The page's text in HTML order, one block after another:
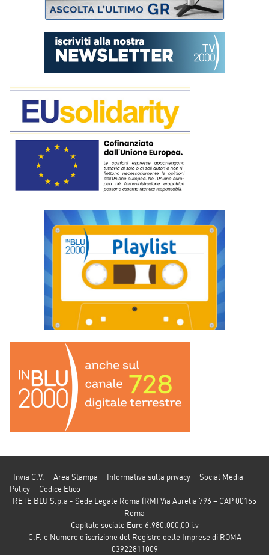
Invia C.V. Area Stampa Informativa sulla privacy
Social Media
Policy
Codice Etico
RETE BLU S.p.a - Sede Legale Roma (RM) Via Aurelia 796 – CAP 00165
Roma
Capitale sociale Euro 6.980.000,00 i.v
C.F. e Numero d’iscrizione del Registro delle Imprese di ROMA
03922811009